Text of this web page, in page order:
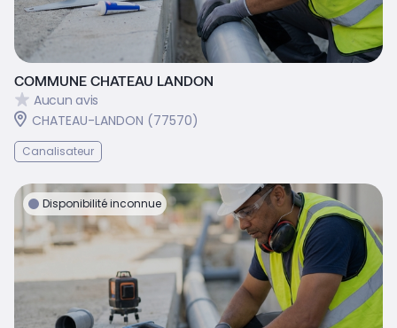
COMMUNE CHATEAU LANDON
Aucun avis
CHATEAU-LANDON (77570)
Canalisateur
Disponibilité inconnue